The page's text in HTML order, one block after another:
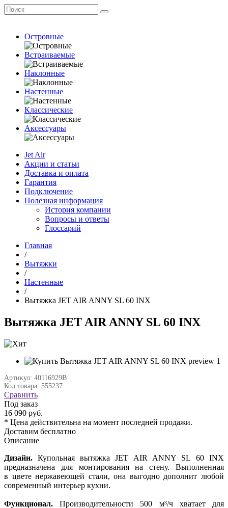
Островные
Встраиваемые
Наклонные
Настенные
Классические
Аксессуары
Jet Air
Акции и статьи
Доставка и оплата
Гарантия
Подключение
Полезная информация
История компании
Вопросы и ответы
Глоссарий
Главная
/
Вытяжки
/
Настенные
/
Вытяжка JET AIR ANNY SL 60 INX
Вытяжка JET AIR ANNY SL 60 INX
Артикул: 40116929B
Код товара: 555237
Сравнить
Под заказ
16 090 руб.
* Цена действительна на момент последней продажи.
Доставим бесплатно
Описание
Дизайн.Купольная вытяжка JET AIR ANNY SL 60 INX
предназначена для монтирования на стену. Выполненная
в цвете нержавеющей стали, она выгодно дополнит любой
современный интерьер кухни.
Функционал.Производительности 500 м³/ч хватает для